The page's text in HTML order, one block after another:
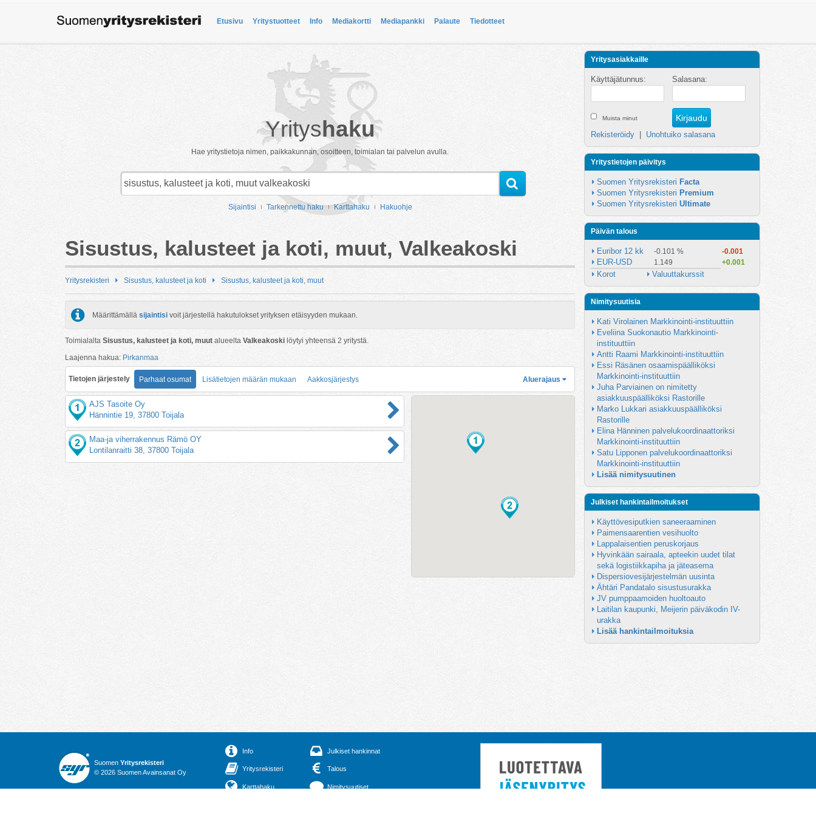
Etusivu Yritystuotteet Info Mediakortti Mediapankki Palaute Tiedotteet
Yrityshaku
Hae yritystietoja nimen, paikkakunnan, osoitteen, toimialan tai palvelun avulla.
Sijaintisi Tarkennettu haku Karttahaku Hakuohje
Sisustus, kalusteet ja koti, muut, Valkeakoski
Yritysrekisteri Sisustus, kalusteet ja koti Sisustus, kalusteet ja koti, muut
Määrittämällä sijaintisi voit järjestellä hakutulokset yrityksen etäisyyden mukaan.
Toimialalta Sisustus, kalusteet ja koti, muut alueelta Valkeakoski löytyi yhteensä 2 yritystä.
Laajenna hakua: Pirkanmaa
Tietojen järjestely Parhaat osumat Lisätietojen määrän mukaan Aakkosjärjestys Aluerajaus
AJS Tasoite Oy
Hännintie 19, 37800 Toijala
Maa-ja viherrakennus Rämö OY
Lontilanraitti 38, 37800 Toijala
Yritysasiakkaille
Käyttäjätunnus: Salasana:
Muista minut
Rekisteröidy Unohtuiko salasana
Yritystietojen päivitys
Suomen Yritysrekisteri Facta
Suomen Yritysrekisteri Premium
Suomen Yritysrekisteri Ultimate
Päivän talous
Euribor 12 kk -0.101 % -0.001
EUR-USD 1.149 +0.001
Korot Valuuttakurssit
Nimitysuutisia
Kati Virolainen Markkinointi-instituuttiin
Eveliina Suokonautio Markkinointi-
instituuttiin
Antti Raami Markkinointi-instituuttiin
Essi Räsänen osaamispäälliköksi
Markkinointi-instituuttiin
Juha Parviainen on nimitetty
asiakkuuspäälliköksi Rastorille
Marko Lukkari asiakkuuspäälliköksi
Rastorille
Elina Hänninen palvelukoordinaattoriksi
Markkinointi-instituuttiin
Satu Lipponen palvelukoordinaattoriksi
Markkinointi-instituuttiin
Lisää nimitysuutinen
Julkiset hankintailmoitukset
Käyttövesiputkien saneeraaminen
Paimensaarentien vesihuolto
Lappalaisentien peruskorjaus
Hyvinkään sairaala, apteekin uudet tilat
sekä logistiikkapiha ja jäteasema
Dispersiovesijärjestelmän uusinta
Ähtäri Pandatalo sisustusurakka
JV pumppaamoiden huoltoauto
Laitilan kaupunki, Meijerin päiväkodin IV-
urakka
Lisää hankintailmoituksia
Suomen Yritysrekisteri
© 2026 Suomen Avainsanat Oy
Info
Yritysrekisteri
Karttahaku
Julkiset hankinnat
Talous
Nimitysuutiset